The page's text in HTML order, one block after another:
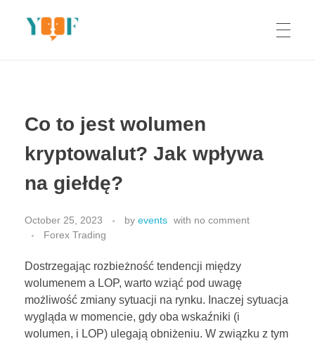
Co to jest wolumen
kryptowalut? Jak wpływa
na giełdę?
October 25, 2023 by events with no comment
Forex Trading
Dostrzegając rozbieżność tendencji między
wolumenem a LOP, warto wziąć pod uwagę
możliwość zmiany sytuacji na rynku. Inaczej sytuacja
wygląda w momencie, gdy oba wskaźniki (i
wolumen, i LOP) ulegają obniżeniu. W związku z tym